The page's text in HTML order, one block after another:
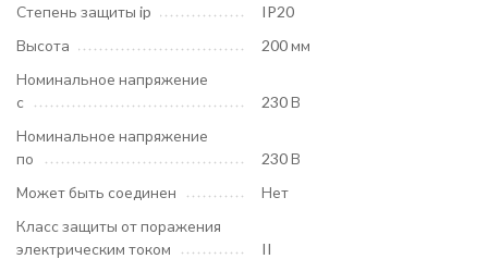
Степень защиты ip
IP20
Высота
200 мм
Номинальное напряжение
с
230 В
Номинальное напряжение
по
230 В
Может быть соединен
Нет
Класс защиты от поражения
электрическим током
II